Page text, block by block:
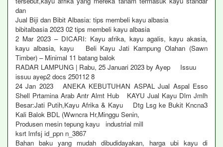
dan
Jual Biji dan Bibit Albasia: tips membeli kayu albasia
bibitalbasia 2023 02 tips membeli kayu albasia
2 Mar 2023 – DICARI: Kayu afrika, kayu agalis, kayu akasia,
kayu albasia, kayu Beli Kayu Jati Kampung Olahan (Sawn
Timber) – Minimal 11 batang balok
RADAR LAMPUNG | Rabu, 25 Januari 2023 by Ayep Issuu
issuu ayep2 docs 250112 8
24 Jan 2023 ANEKA KEBUTUHAN ASPAL Jual Aspal Esso
Shell Prtamina Arab Antr Almt Hub KAYU Jual Kayu Dlm Jmlh
Besar:Jati Putih,Kayu Afrika & Kayu Dtg Lsg ke Bukit Kncna3
Kali Balok BDL (Wwncra Hr,Minggu Senin,
Produsen mesin tepung kayu industrial mill
ksrt lmfsj id_ppn n_3867
Bahan baku yang mudah dibudidayakan, harga ubi kayu di